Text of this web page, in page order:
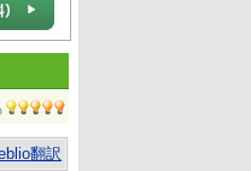
翻訳